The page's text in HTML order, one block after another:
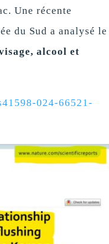
Une récente
du Sud a analysé le
alcool et
024-66521-